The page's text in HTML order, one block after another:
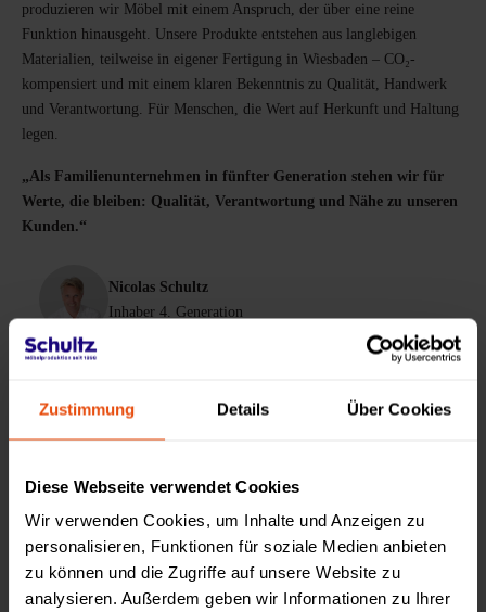
Zustimmung Details Über Cookies
Diese Webseite verwendet Cookies
Wir verwenden Cookies, um Inhalte und Anzeigen zu
personalisieren, Funktionen für soziale Medien anbieten
zu können und die Zugriffe auf unsere Website zu
analysieren. Außerdem geben wir Informationen zu Ihrer
produzieren wir Möbel mit einem Anspruch, der über eine reine
Funktion hinausgeht. Unsere Produkte entstehen aus langlebigen
Materialien, teilweise in eigener Fertigung in Wiesbaden – CO₂-
kompensiert und mit einem klaren Bekenntnis zu Qualität, Handwerk
und Verantwortung. Für Menschen, die Wert auf Herkunft und Haltung
legen.
„Als Familienunternehmen in fünfter Generation stehen wir für
Werte, die bleiben: Qualität, Verantwortung und Nähe zu unseren
Kunden.“
Nicolas Schultz
Inhaber 4. Generation
Inhaber 5. Generation